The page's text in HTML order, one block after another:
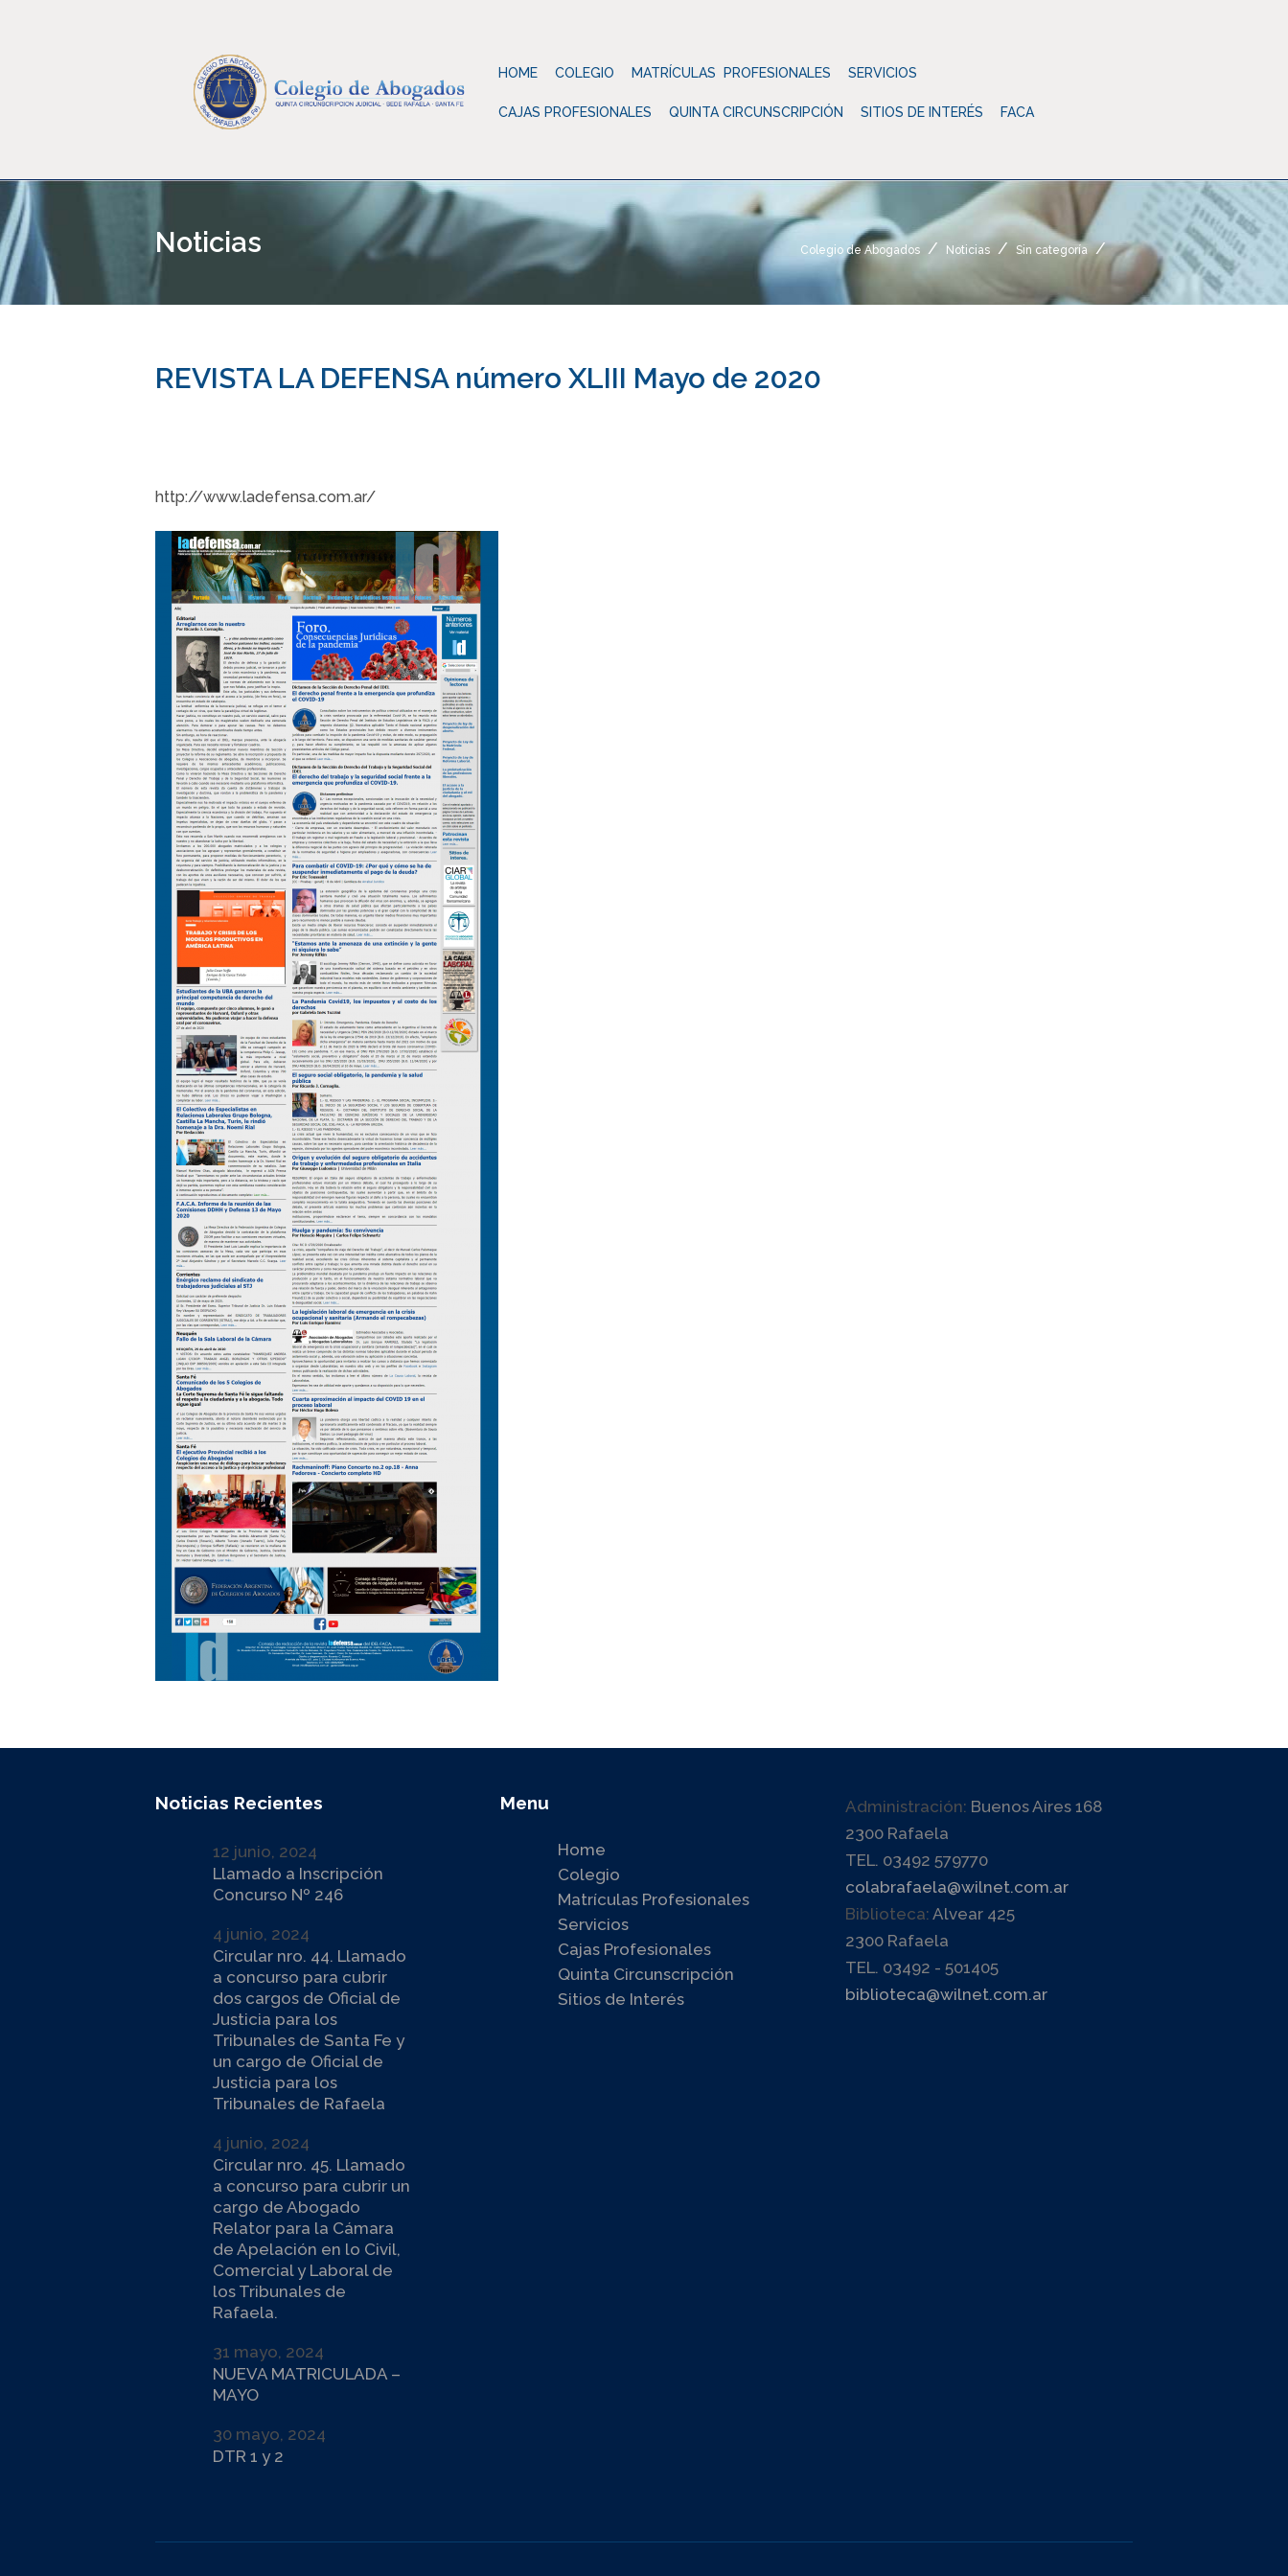
HOME COLEGIO MATRÍCULAS PROFESIONALES SERVICIOS
CAJAS PROFESIONALES QUINTA CIRCUNSCRIPCIÓN SITIOS DE INTERÉS FACA
Noticias Colegio de Abogados Noticias Sin categoría
REVISTA LA DEFENSA número XLIII Mayo de 2020
http://www.ladefensa.com.ar/
Noticias Recientes
12 junio, 2024
Llamado a Inscripción
Concurso Nº 246
4 junio, 2024
Circular nro. 44. Llamado
a concurso para cubrir
dos cargos de Oficial de
Justicia para los
Tribunales de Santa Fe y
un cargo de Oficial de
Justicia para los
Tribunales de Rafaela
4 junio, 2024
Circular nro. 45. Llamado
a concurso para cubrir un
cargo de Abogado
Relator para la Cámara
de Apelación en lo Civil,
Comercial y Laboral de
los Tribunales de
Rafaela.
31 mayo, 2024
NUEVA MATRICULADA –
MAYO
30 mayo, 2024
DTR 1 y 2
Menu
Home
Colegio
Matrículas Profesionales
Servicios
Cajas Profesionales
Quinta Circunscripción
Sitios de Interés
Administración: Buenos Aires 168
2300 Rafaela
TEL. 03492 579770
colabrafaela@wilnet.com.ar
Biblioteca: Alvear 425
2300 Rafaela
TEL. 03492 - 501405
biblioteca@wilnet.com.ar